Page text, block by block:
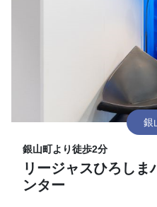
銀
銀山町より徒歩2分
リージャスひろしま
ンター